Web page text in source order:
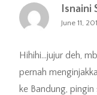
Isnaini
June 11,
Hihihi…jujur deh,
pernah
ke Bandung,